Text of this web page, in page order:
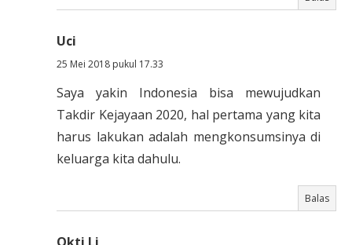
Uci
25 Mei 2018 pukul 17.33
Saya yakin Indonesia bisa mewujudkan
Takdir Kejayaan 2020, hal pertama yang kita
harus lakukan adalah mengkonsumsinya di
keluarga kita dahulu.
Balas